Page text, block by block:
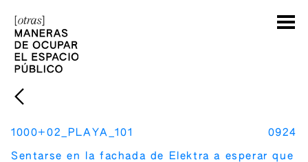
1000+02_PLAYA_101 0924
Sentarse en la fachada de Elektra a esperar que